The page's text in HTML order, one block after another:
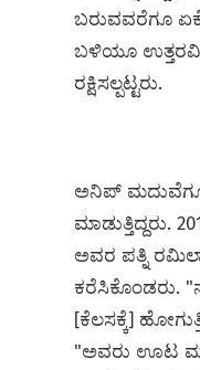
ಬರುವವರೆಗೂ ಏಕೆ
ಬಳಿಯೂ
ರಕ್ಷಿಸಲ್ಪಟ್ಟರು.
ಅನಿಪ್
ಮಾಡುತ್ತಿದ್ದರು.
ಅವರ ಪತ್ನಿ
ಕರೆಸಿಕೊಂಡರು.
[ಕೆಲಸಕ್ಕೆ]
"ಅವರು ಊಟ